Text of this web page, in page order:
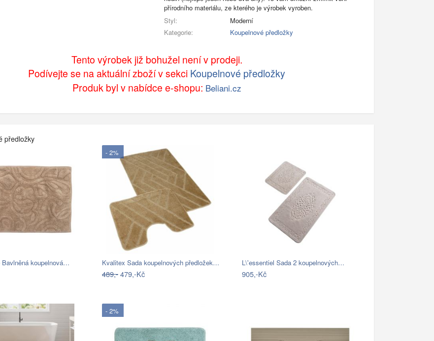
přírodního materiálu, ze kterého je výrobek vyroben.
Styl:
Moderní
Kategorie:
Koupelnové předložky
Tento výrobek již bohužel není v prodeji.
Podívejte se na aktuální zboží v sekci Koupelnové předložky
Produk byl v nabídce e-shopu: Beliani.cz
předložky
Bavlněná koupelnová…
- 2%
Kvalitex Sada koupelnových předložek…
489,-479,-Kč
L\'essentiel Sada 2 koupelnových…
905,-Kč
- 2%